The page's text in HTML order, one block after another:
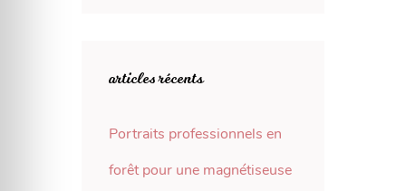
articles récents
Portraits professionnels en
forêt pour une magnétiseuse